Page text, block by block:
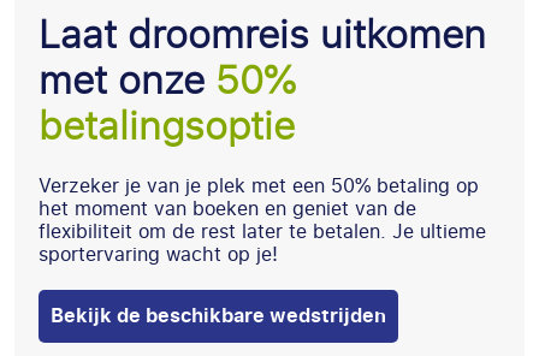
Laat droomreis uitkomen
met onze50%
betalingsoptie
Verzeker je van je plek met een 50% betaling op
het moment van boeken en geniet van de
flexibiliteit om de rest later te betalen. Je ultieme
sportervaring wacht op je!
Bekijk de beschikbare wedstrijden